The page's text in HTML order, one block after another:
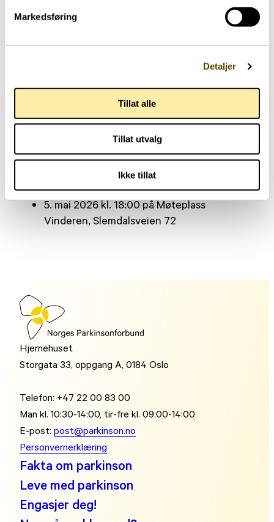
Markedsføring
Detaljer
Tillat alle
Tillat utvalg
Ikke tillat
Det blir servert kaffe/te og bagetter/wienerbrød,
og selvfølgelig blir det vin/olivenolje-lotteri. Dere
Iris Wishman (mail: irwia12@gmail.com)
5. mai 2026 kl. 18:00 på Møteplass
Vinderen, Slemdalsveien 72
Hjernehuset
Storgata 33, oppgang A, 0184 Oslo
Telefon: +47 22 00 83 00
Man kl. 10:30-14:00, tir-fre kl. 09:00-14:00
E-post:post@parkinson.no
Personvernerklæring
Fakta om parkinson
Leve med parkinson
Engasjer deg!